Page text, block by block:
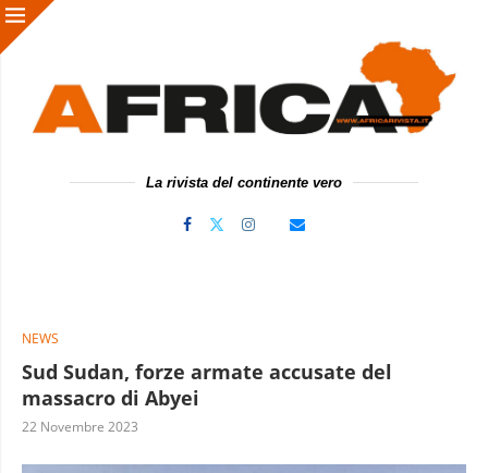
La rivista del continente vero
NEWS
Sud Sudan, forze armate accusate del
massacro di Abyei
22 Novembre 2023